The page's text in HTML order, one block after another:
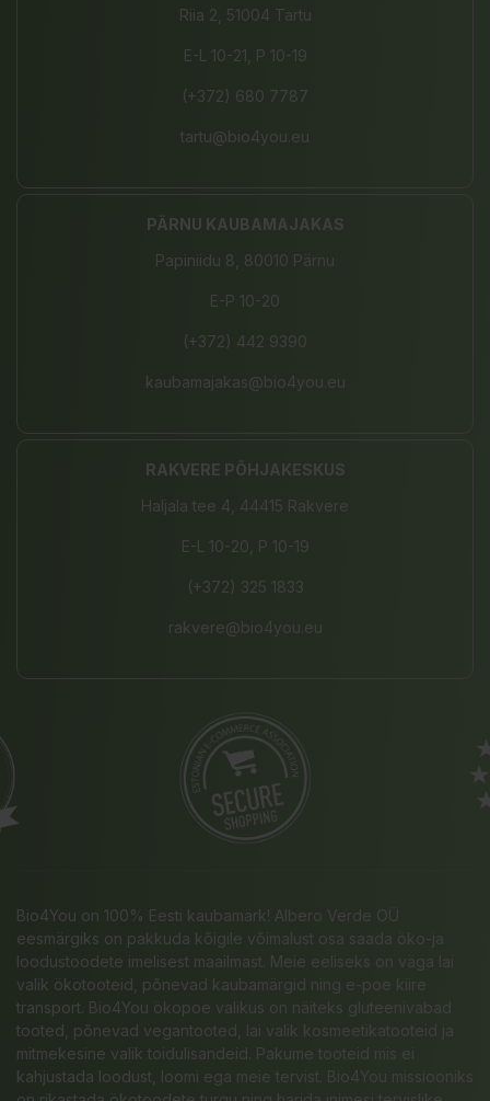
Riia 2, 51004 Tartu
E-L 10-21, P 10-19
(+372) 680 7787
tartu@bio4you.eu
PÄRNU KAUBAMAJAKAS
Papiniidu 8, 80010 Pärnu
E-P 10-20
(+372) 442 9390
kaubamajakas@bio4you.eu
RAKVERE PÕHJAKESKUS
Haljala tee 4, 44415 Rakvere
E-L 10-20, P 10-19
(+372) 325 1833
rakvere@bio4you.eu
Bio4You on 100% Eesti kaubamärk! Albero Verde OÜ
eesmärgiks on pakkuda kõigile võimalust osa saada öko-ja
loodustoodete imelisest maailmast. Meie eeliseks on väga lai
valik ökotooteid, põnevad kaubamärgid ning e-poe kiire
transport. Bio4You ökopoe valikus on näiteks gluteenivabad
tooted, põnevad vegantooted, lai valik kosmeetikatooteid ja
mitmekesine valik toidulisandeid. Pakume tooteid mis ei
kahjustada loodust, loomi ega meie tervist. Bio4You missiooniks